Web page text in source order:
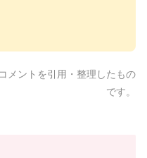
メントを引用・整理したもの
です。